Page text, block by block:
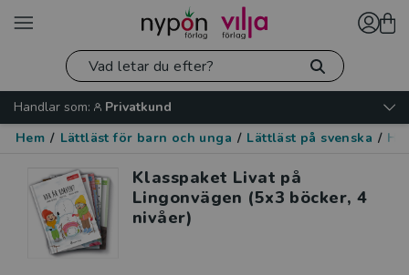
Handlar som:
Privatkund
Hem / Lättläst för barn och unga / Lättläst på svenska /
Klasspaket Livat på
Lingonvägen (5x3 böcker, 4
nivåer)